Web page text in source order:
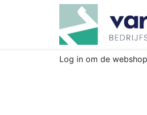
Log in om de